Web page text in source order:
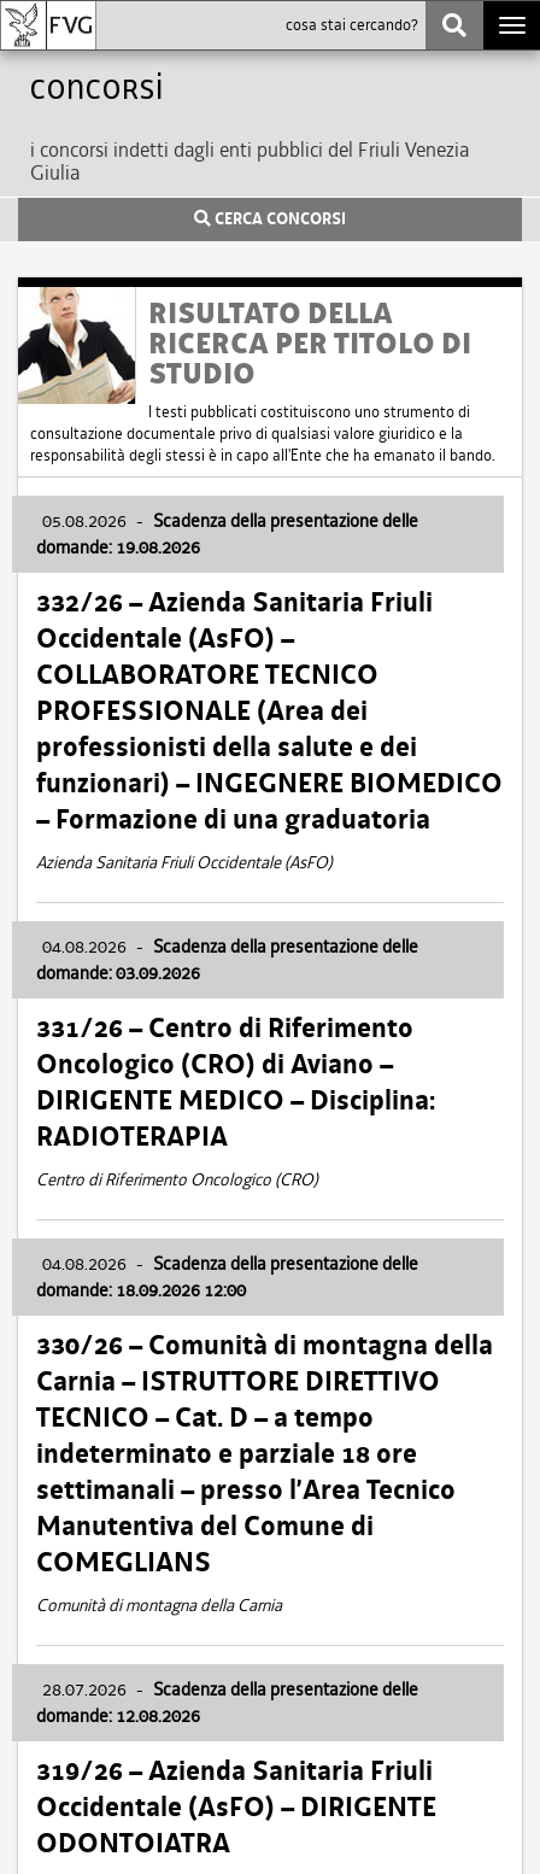
Concorsi
i concorsi indetti dagli enti pubblici del Friuli Venezia
Giulia
CERCA CONCORSI
RISULTATO DELLA
RICERCA PER TITOLO DI
STUDIO
I testi pubblicati costituiscono uno strumento di
consultazione documentale privo di qualsiasi valore giuridico e la
responsabilità degli stessi è in capo all'Ente che ha emanato il bando.
05.08.2026 - Scadenza della presentazione delle
domande: 19.08.2026
332/26 – Azienda Sanitaria Friuli
Occidentale (AsFO) –
COLLABORATORE TECNICO
PROFESSIONALE (Area dei
professionisti della salute e dei
funzionari) – INGEGNERE BIOMEDICO
– Formazione di una graduatoria
Azienda Sanitaria Friuli Occidentale (AsFO)
04.08.2026 - Scadenza della presentazione delle
domande: 03.09.2026
331/26 – Centro di Riferimento
Oncologico (CRO) di Aviano –
DIRIGENTE MEDICO – Disciplina:
RADIOTERAPIA
Centro di Riferimento Oncologico (CRO)
04.08.2026 - Scadenza della presentazione delle
domande: 18.09.2026 12:00
330/26 – Comunità di montagna della
Carnia – ISTRUTTORE DIRETTIVO
TECNICO – Cat. D – a tempo
indeterminato e parziale 18 ore
settimanali – presso l’Area Tecnico
Manutentiva del Comune di
COMEGLIANS
Comunità di montagna della Carnia
28.07.2026 - Scadenza della presentazione delle
domande: 12.08.2026
319/26 – Azienda Sanitaria Friuli
Occidentale (AsFO) – DIRIGENTE
ODONTOIATRA